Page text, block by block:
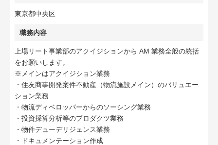
東京都中央区
職務内容
上場リート事業部のアクイジションから AM 業務全般の統括
をお願いします。
※メインはアクイジション業務
・住友商事開発案件不動産（物流施設メイン）のバリュエー
ション業務
・物流ディベロッパーからのソーシング業務
・投資採算分析等のプロダクツ業務
・物件デューデリジェンス業務
・ドキュメンテーション作成